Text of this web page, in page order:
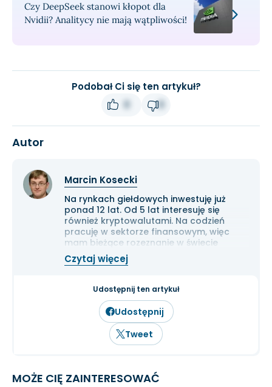
Czy DeepSeek stanowi kłopot dla
Nvidii? Analitycy nie mają wątpliwości!
Podobał Ci się ten artykuł?
Autor
Marcin Kosecki
Na rynkach giełdowych inwestuję już
ponad 12 lat. Od 5 lat interesuję się
również kryptowalutami. Na codzień
pracuję w sektorze finansowym, więc
mam bieżące rozeznanie w świecie
gospodarki i ekonomii. Cenię przede
wszystkim solidną analizę
inwestowanie długoterminowe.
Czytaj więcej
Udostępnij ten artykuł
Udostępnij
Tweet
MOŻE CIĘ ZAINTERESOWAĆ